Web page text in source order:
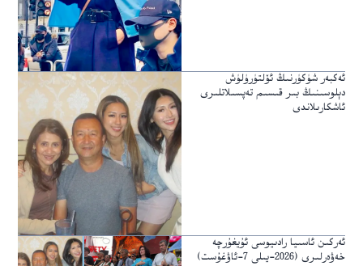
ئەكبەر شۈكۈرنىڭ ئۆلتۈرۈلۈش
دېلوسىنىڭ بىر قىسىم تەپسىلاتلىرى
ئاشكارىلاندى
ئەركىن ئاسىيا رادىيوسى ئۇيغۇرچە
خەۋەرلىرى (2026-يىلى 7-ئاۋغۇست)